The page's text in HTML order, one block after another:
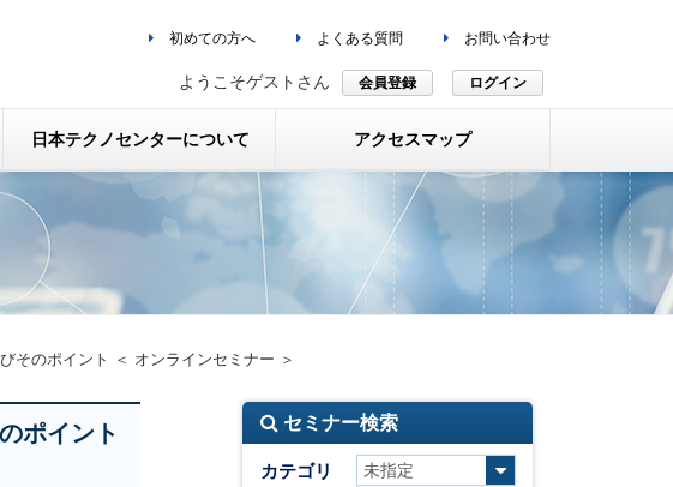
初めての方へ よくある質問 お問い合わせ
ようこそゲストさん 会員登録 ログイン
日本テクノセンターについて アクセスマップ
そのポイント ＜ オンラインセミナー ＞
ポイント
セミナー検索
カテゴリ